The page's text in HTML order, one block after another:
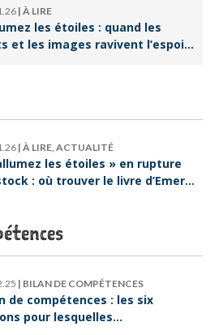
| À LIRE
les étoiles : quand les
et les images ravivent l’espoir
| À LIRE, ACTUALITÉ
les étoiles » en rupture
: où trouver le livre d’Emeric
| BILAN DE COMPÉTENCES
de compétences : les six
pour lesquelles